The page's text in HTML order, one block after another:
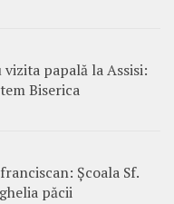
papală la Assisi:
Biserica
Școala Sf.
păcii